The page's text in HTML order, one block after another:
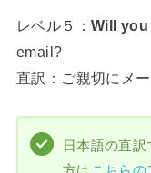
レベル５： Will
email?
直訳：ご親切にメ
日本語の直
方は こちらの